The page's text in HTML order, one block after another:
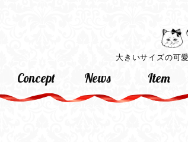
大きいサイズの可
Concept News Item